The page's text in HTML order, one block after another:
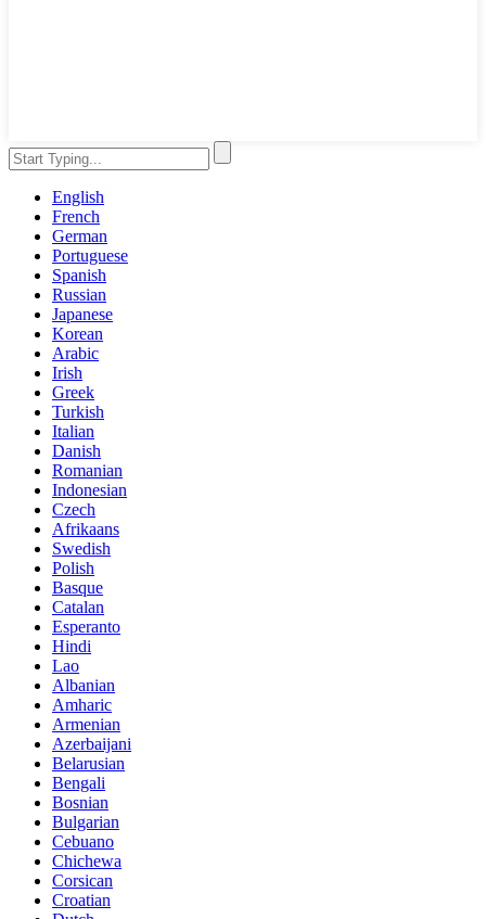
English
French
German
Portuguese
Spanish
Russian
Japanese
Korean
Arabic
Irish
Greek
Turkish
Italian
Danish
Romanian
Indonesian
Czech
Afrikaans
Swedish
Polish
Basque
Catalan
Esperanto
Hindi
Lao
Albanian
Amharic
Armenian
Azerbaijani
Belarusian
Bengali
Bosnian
Bulgarian
Cebuano
Chichewa
Corsican
Croatian